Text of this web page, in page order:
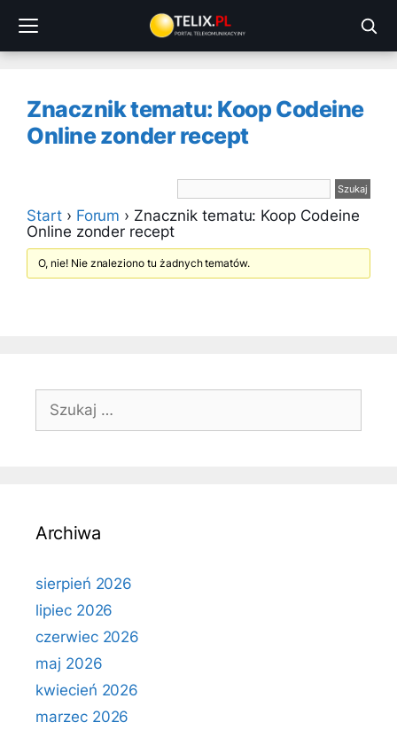
treści
Znacznik tematu: Koop Codeine
Online zonder recept
Start › Forum › Znacznik tematu: Koop Codeine
Online zonder recept
O, nie! Nie znaleziono tu żadnych tematów.
Szukaj:
Archiwa
sierpień 2026
lipiec 2026
czerwiec 2026
maj 2026
kwiecień 2026
marzec 2026